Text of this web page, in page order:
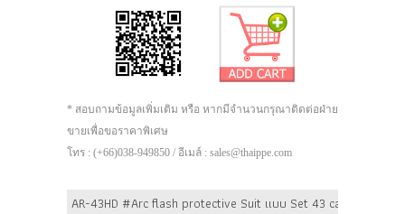
* สอบถามข้อมูลเพิ่มเติม หรือ หากมีจำนวนกรุณาติดต่อฝ่าย
ขายเพื่อขอราคาพิเศษ
โทร : (+66)038-949850 / อีเมล์ : sales@thaippe.com
AR-43HD #Arc flash protective Suit แบบ Set 43 cal/cm2 [แบบ